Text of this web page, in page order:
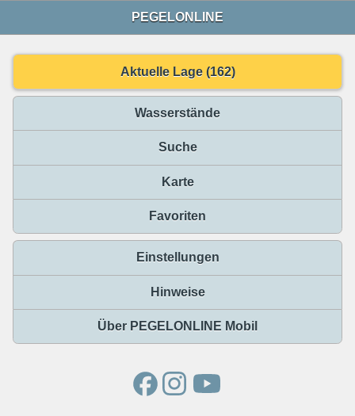
PEGELONLINE
Aktuelle Lage (162)
Wasserstände
Suche
Karte
Favoriten
Einstellungen
Hinweise
Über PEGELONLINE Mobil